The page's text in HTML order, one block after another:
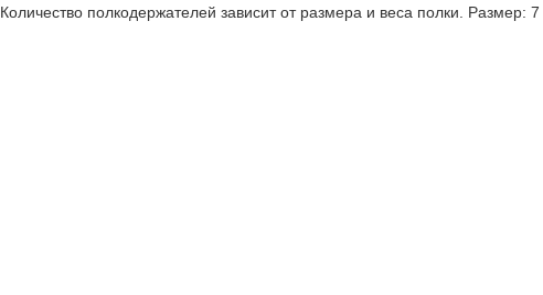
Количество полкодержателей зависит от размера и веса полки. Размер: 7